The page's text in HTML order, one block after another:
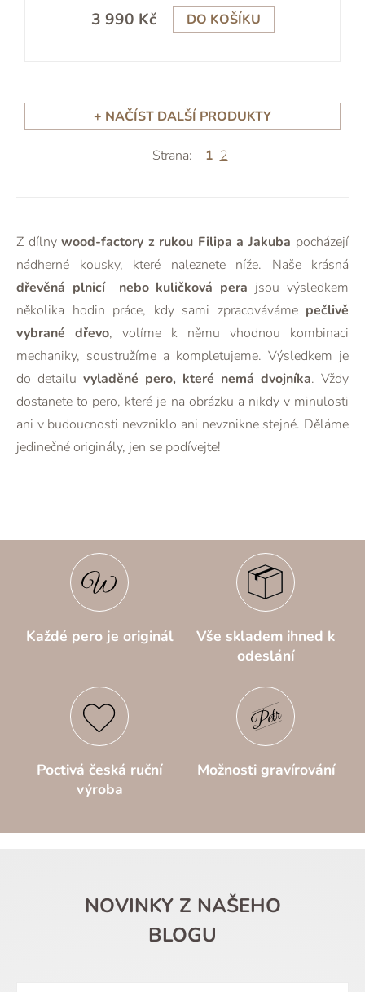
3 990 Kč DO KOŠÍKU
+ NAČÍST DALŠÍ PRODUKTY
Strana: 1 2
Z dílny wood-factory z rukou Filipa a Jakuba pocházejí
nádherné kousky, které naleznete níže. Naše krásná
dřevěná plnicí nebo kuličková pera jsou výsledkem
několika hodin práce, kdy sami zpracováváme pečlivě
vybrané dřevo, volíme k němu vhodnou kombinaci
mechaniky, soustružíme a kompletujeme. Výsledkem je
do detailu vyladěné pero, které nemá dvojníka. Vždy
dostanete to pero, které je na obrázku a nikdy v minulosti
ani v budoucnosti nevzniklo ani nevznikne stejné. Děláme
jedinečné originály, jen se podívejte!
Každé pero je originál
Vše skladem ihned k
odeslání
Poctivá česká ruční
výroba
Možnosti gravírování
NOVINKY Z NAŠEHO
BLOGU